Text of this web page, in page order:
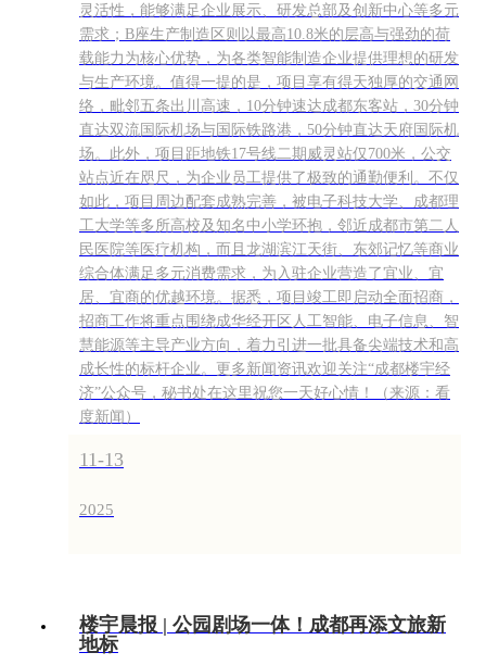
灵活性，能够满足企业展示、研发总部及创新中心等多元
需求；B座生产制造区则以最高10.8米的层高与强劲的荷
载能力为核心优势，为各类智能制造企业提供理想的研发
与生产环境。值得一提的是，项目享有得天独厚的交通网
络，毗邻五条出川高速，10分钟速达成都东客站，30分钟
直达双流国际机场与国际铁路港，50分钟直达天府国际机
场。此外，项目距地铁17号线二期威灵站仅700米，公交
站点近在咫尺，为企业员工提供了极致的通勤便利。不仅
如此，项目周边配套成熟完善，被电子科技大学、成都理
工大学等多所高校及知名中小学环抱，邻近成都市第二人
民医院等医疗机构，而且龙湖滨江天街、东郊记忆等商业
综合体满足多元消费需求，为入驻企业营造了宜业、宜
居、宜商的优越环境。据悉，项目竣工即启动全面招商，
招商工作将重点围绕成华经开区人工智能、电子信息、智
慧能源等主导产业方向，着力引进一批具备尖端技术和高
成长性的标杆企业。更多新闻资讯欢迎关注“成都楼宇经
济”公众号，秘书处在这里祝您一天好心情！（来源：看
度新闻）
11-13
2025
楼宇晨报 | 公园剧场一体！成都再添文旅新
地标